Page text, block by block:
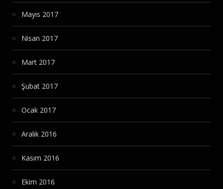
Mayıs 2017
Nisan 2017
Mart 2017
Şubat 2017
Ocak 2017
Aralık 2016
Kasım 2016
Ekim 2016